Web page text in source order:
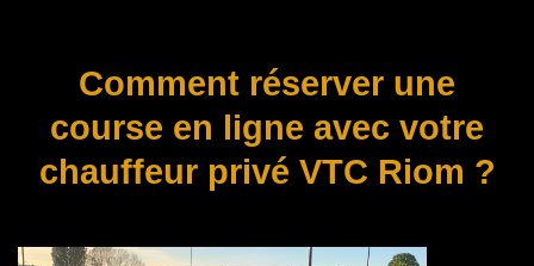
Comment réserver une
course en ligne avec votre
chauffeur privé VTC Riom ?